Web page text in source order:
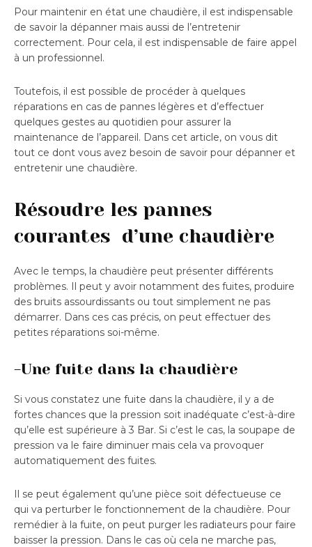
Pour maintenir en état une chaudière, il est indispensable
de savoir la dépanner mais aussi de l’entretenir
correctement. Pour cela, il est indispensable de faire appel
à un professionnel.
Toutefois, il est possible de procéder à quelques
réparations en cas de pannes légères et d’effectuer
quelques gestes au quotidien pour assurer la
maintenance de l’appareil. Dans cet article, on vous dit
tout ce dont vous avez besoin de savoir pour dépanner et
entretenir une chaudière.
Résoudre les pannes
courantes d’une chaudière
Avec le temps, la chaudière peut présenter différents
problèmes. Il peut y avoir notamment des fuites, produire
des bruits assourdissants ou tout simplement ne pas
démarrer. Dans ces cas précis, on peut effectuer des
petites réparations soi-même.
-Une fuite dans la chaudière
Si vous constatez une fuite dans la chaudière, il y a de
fortes chances que la pression soit inadéquate c’est-à-dire
qu’elle est supérieure à 3 Bar. Si c’est le cas, la soupape de
pression va le faire diminuer mais cela va provoquer
automatiquement des fuites.
Il se peut également qu’une pièce soit défectueuse ce
qui va perturber le fonctionnement de la chaudière. Pour
remédier à la fuite, on peut purger les radiateurs pour faire
baisser la pression. Dans le cas où cela ne marche pas,